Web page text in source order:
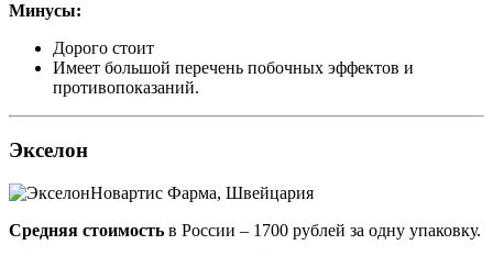
Минусы:
Дорого стоит
Имеет большой перечень побочных эффектов и
противопоказаний.
Экселон
Новартис Фарма, Швейцария
Средняя стоимость в России – 1700 рублей за одну упаковку.